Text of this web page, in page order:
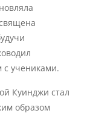
с учениками.
Куинджи стал
образом